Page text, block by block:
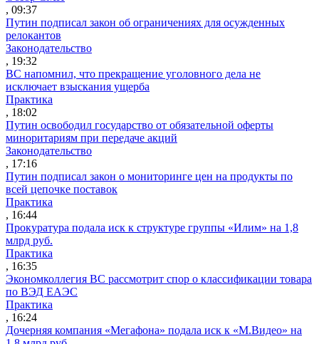
, 09:37
Путин подписал закон об ограничениях для осужденных
релокантов
Законодательство
, 19:32
ВС напомнил, что прекращение уголовного дела не
исключает взыскания ущерба
Практика
, 18:02
Путин освободил государство от обязательной оферты
миноритариям при передаче акций
Законодательство
, 17:16
Путин подписал закон о мониторинге цен на продукты по
всей цепочке поставок
Практика
, 16:44
Прокуратура подала иск к структуре группы «Илим» на 1,8
млрд руб.
Практика
, 16:35
Экономколлегия ВС рассмотрит спор о классификации товара
по ВЭД ЕАЭС
Практика
, 16:24
Дочерняя компания «Мегафона» подала иск к «М.Видео» на